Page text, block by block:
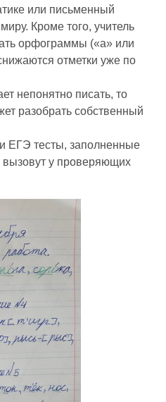
или письменный
Кроме того, учитель
орфограммы («а» или
отметки уже по
непонятно писать, то
разобрать собственный
ЕГЭ тесты, заполненные
у проверяющих